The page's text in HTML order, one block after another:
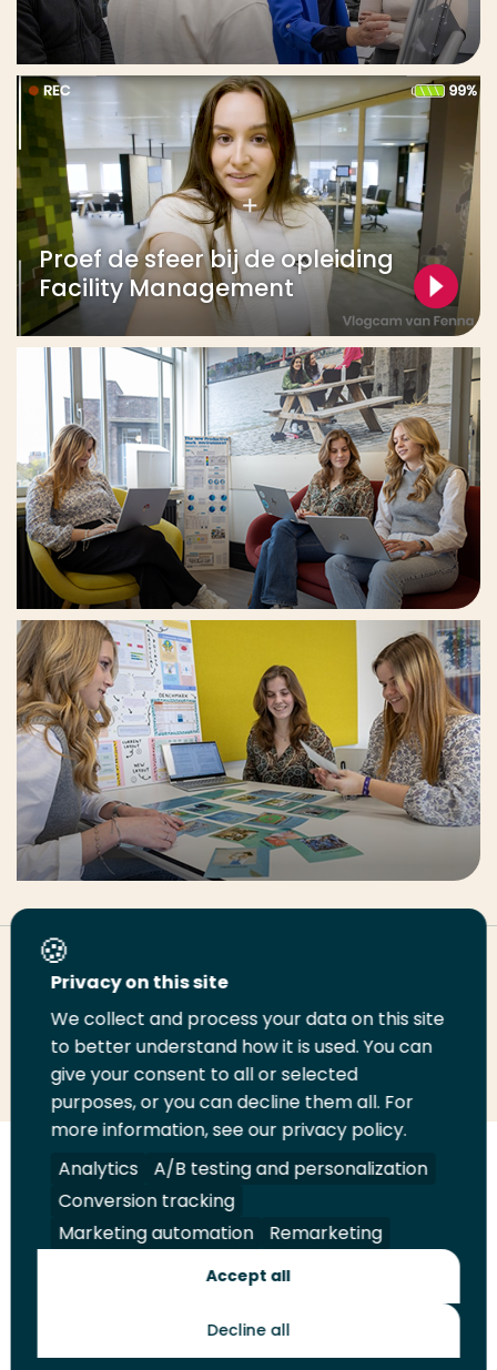
Proef de sfeer bij de opleiding
Facility Management
Deel deze pagina
Deel
LinkedIn
Deel
op
Twitter
Deel
op
Facebook
Email
deze
pagina
Print
deze
pagina
Volg
ons
op
LinkedIn
Volg
ons
op
Facebook
Volg
ons
op
YouTube
Volg
ons
op
Instagram
Juridisch Security A-Z Index
Contact
Toekomstmakers
Privacy on this site
We collect and process your data on this site
to better understand how it is used. You can
give your consent to all or selected
purposes, or you can decline them all. For
more information, see our privacy policy.
Analytics
A/B testing and personalization
Conversion tracking
Marketing automation
Remarketing
Accept all
Decline all